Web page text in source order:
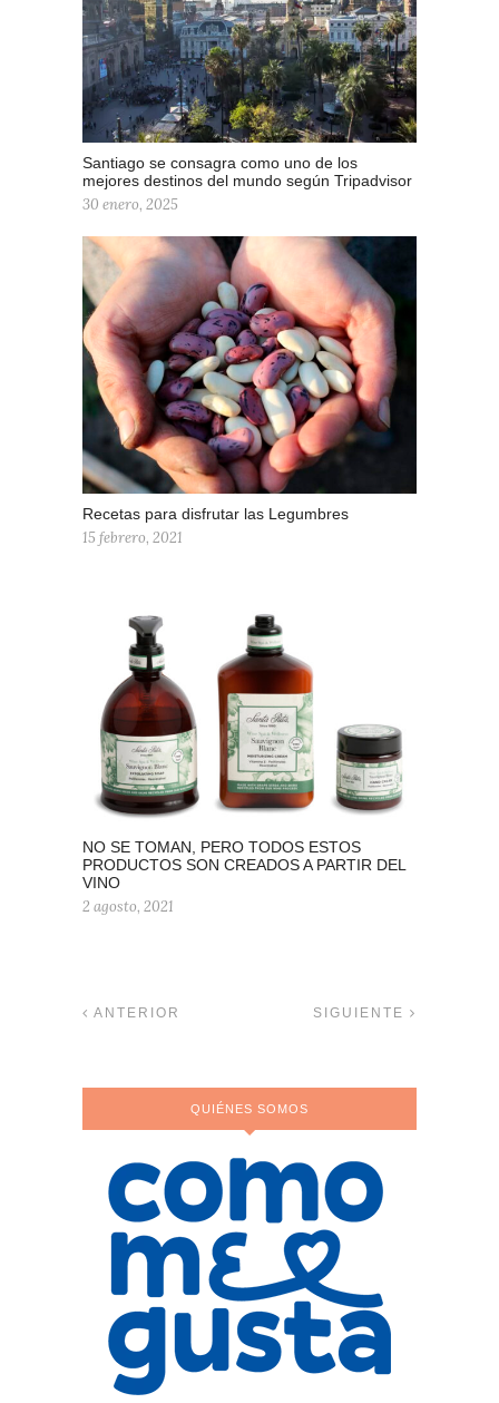
Santiago se consagra como uno de los
mejores destinos del mundo según Tripadvisor
30 enero, 2025
Recetas para disfrutar las Legumbres
15 febrero, 2021
NO SE TOMAN, PERO TODOS ESTOS
PRODUCTOS SON CREADOS A PARTIR DEL
VINO
2 agosto, 2021
ANTERIOR SIGUIENTE
QUIÉNES SOMOS